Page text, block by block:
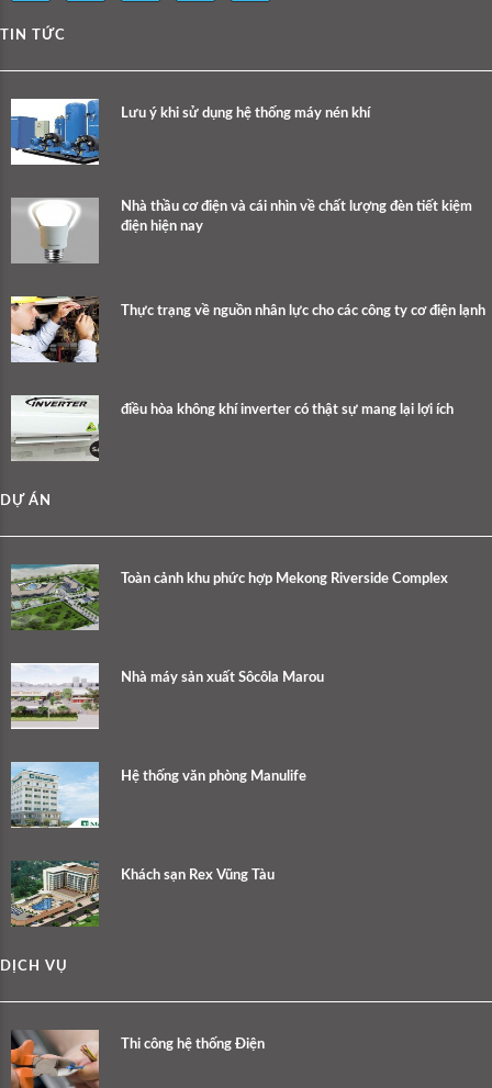
TIN TỨC
Lưu ý khi sử dụng hệ thống máy nén khí
Nhà thầu cơ điện và cái nhìn về chất lượng đèn tiết kiệm
điện hiện nay
Thực trạng về nguồn nhân lực cho các công ty cơ điện lạnh
điều hòa không khí inverter có thật sự mang lại lợi ích
DỰ ÁN
Toàn cảnh khu phức hợp Mekong Riverside Complex
Nhà máy sản xuất Sôcôla Marou
Hệ thống văn phòng Manulife
Khách sạn Rex Vũng Tàu
DỊCH VỤ
Thi công hệ thống Điện